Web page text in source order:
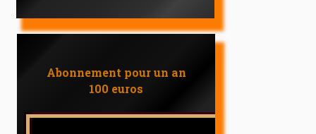
Abonnement pour un an
100 euros